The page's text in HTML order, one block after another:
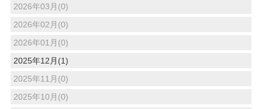
2026年03月(0)
2026年02月(0)
2026年01月(0)
2025年12月(1)
2025年11月(0)
2025年10月(0)